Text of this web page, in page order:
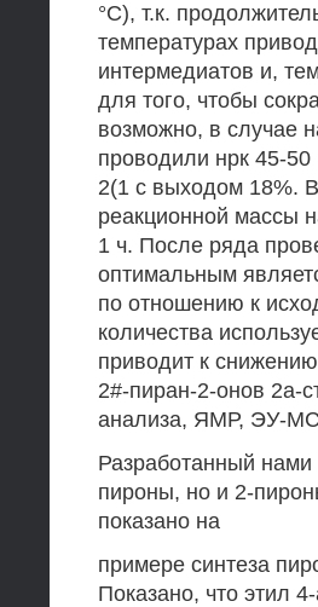
°С), т.к.
температурах
интермедиатов и,
для того, чтобы
возможно, в случае
проводили нрк 45-50
2(1 с выходом 18%.
реакционной массы
1 ч. После ряда
оптимальным
по отношению к
количества
приводит к
2#-пиран-2-онов 2а-
анализа, ЯМР, ЭУ-
Разработанный нами
пироны, но и 2-
показано на
примере синтеза
Показано, что этил